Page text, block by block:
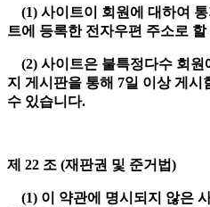
(1) 사이트이 회원에 대하여 통
트에 등록한 전자우편 주소로
(2) 사이트은 불특정다수 회원
지 게시판을 통해 7일 이상 게
수 있습니다.
제 22 조 (재판권 및 준거법)
(1) 이 약관에 명시되지 않은